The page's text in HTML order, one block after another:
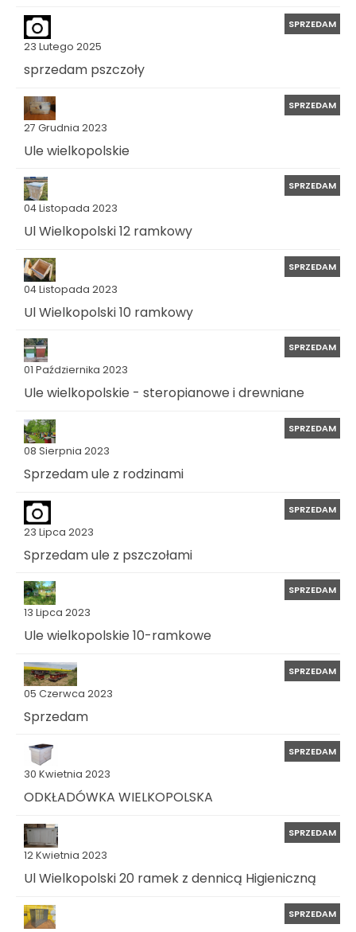
23 Lutego 2025
SPRZEDAM
sprzedam pszczoły
27 Grudnia 2023
SPRZEDAM
Ule wielkopolskie
04 Listopada 2023
SPRZEDAM
Ul Wielkopolski 12 ramkowy
04 Listopada 2023
SPRZEDAM
Ul Wielkopolski 10 ramkowy
01 Października 2023
SPRZEDAM
Ule wielkopolskie - steropianowe i drewniane
08 Sierpnia 2023
SPRZEDAM
Sprzedam ule z rodzinami
23 Lipca 2023
SPRZEDAM
Sprzedam ule z pszczołami
13 Lipca 2023
SPRZEDAM
Ule wielkopolskie 10-ramkowe
05 Czerwca 2023
SPRZEDAM
Sprzedam
30 Kwietnia 2023
SPRZEDAM
ODKŁADÓWKA WIELKOPOLSKA
12 Kwietnia 2023
SPRZEDAM
Ul Wielkopolski 20 ramek z dennicą Higieniczną
SPRZEDAM